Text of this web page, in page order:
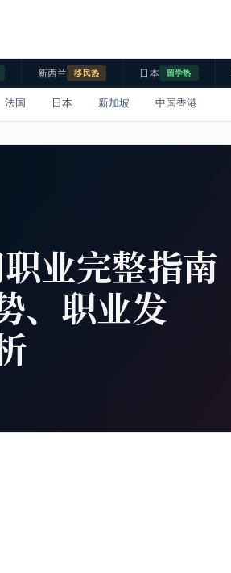
新西兰 移民热 日本 留学热
法国 日本 新加坡 中国香港
业完整指南
、职业发